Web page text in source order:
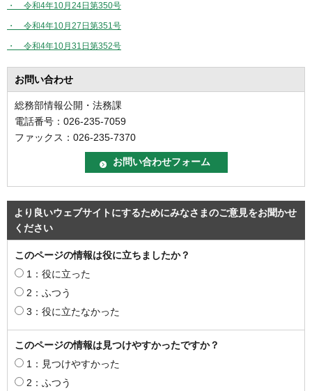
・ 令和4年10月24日第350号
・ 令和4年10月27日第351号
・ 令和4年10月31日第352号
お問い合わせ
総務部情報公開・法務課
電話番号：026-235-7059
ファックス：026-235-7370
より良いウェブサイトにするためにみなさまのご意見をお聞かせ
ください
このページの情報は役に立ちましたか？
1：役に立った
2：ふつう
3：役に立たなかった
このページの情報は見つけやすかったですか？
1：見つけやすかった
2：ふつう